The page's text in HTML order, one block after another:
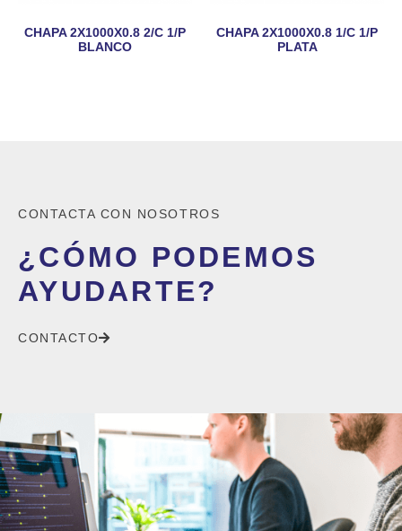
CHAPA 2X1000X0.8 2/C 1/P
BLANCO
CHAPA 2X1000X0.8 1/C 1/P
PLATA
CONTACTA CON NOSOTROS
¿CÓMO PODEMOS
AYUDARTE?
CONTACTO